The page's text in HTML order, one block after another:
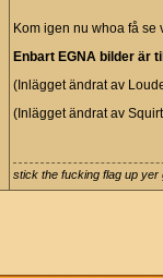
Kom igen nu whoa få se
Enbart EGNA bilder är
(Inlägget ändrat av
(Inlägget ändrat av
stick the fucking flag up yer